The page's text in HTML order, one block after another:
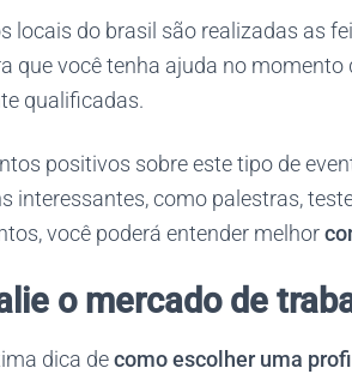
locais do brasil são realizadas as
que você tenha ajuda no
qualificadas.
positivos sobre este tipo de
interessantes, como palestras,
você poderá entender melhor
o mercado de
dica decomo escolher uma